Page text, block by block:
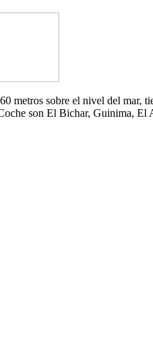
metros sobre el nivel del
son El Bichar, Guinima,